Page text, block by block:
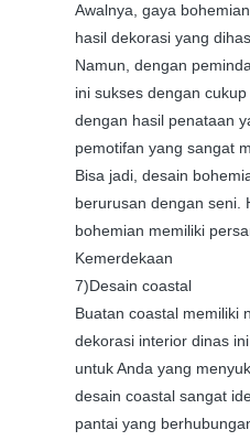
Awalnya, gaya
hasil dekorasi yang
Namun, dengan
ini sukses dengan
dengan hasil penataan
pemotifan yang sangat
Bisa jadi, desain
berurusan dengan seni.
bohemian memiliki
Kemerdekaan
7)Desain coastal
Buatan coastal memiliki
dekorasi interior dinas
untuk Anda yang
desain coastal sangat
pantai yang